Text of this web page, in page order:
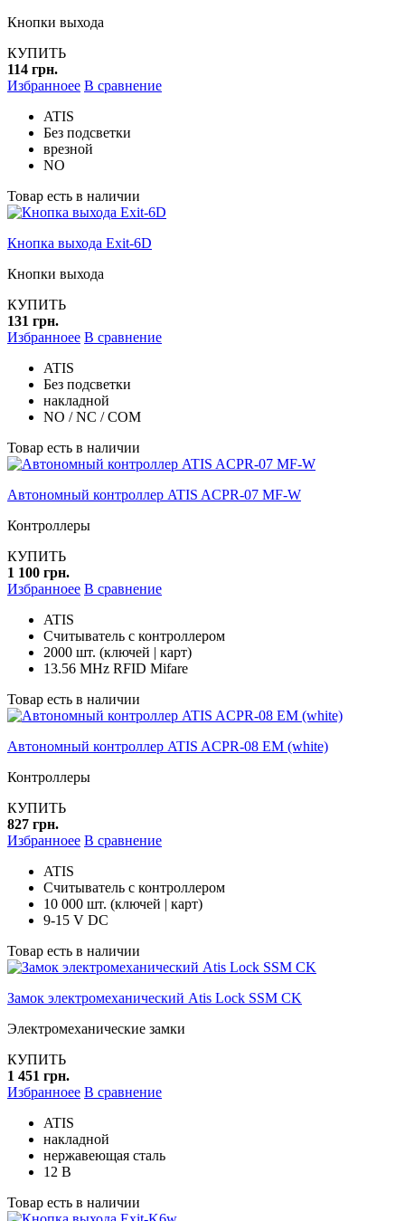
Кнопки выхода
КУПИТЬ
114 грн.
Избранноее В сравнение
ATIS
Без подсветки
врезной
NO
Товар есть в наличии
Кнопка выхода Exit-6D
Кнопки выхода
КУПИТЬ
131 грн.
Избранноее В сравнение
ATIS
Без подсветки
накладной
NO / NC / COM
Товар есть в наличии
Автономный контроллер ATIS ACPR-07 MF-W
Контроллеры
КУПИТЬ
1 100 грн.
Избранноее В сравнение
ATIS
Считыватель с контроллером
2000 шт. (ключей | карт)
13.56 MHz RFID Mifare
Товар есть в наличии
Автономный контроллер ATIS ACPR-08 EM (white)
Контроллеры
КУПИТЬ
827 грн.
Избранноее В сравнение
ATIS
Считыватель с контроллером
10 000 шт. (ключей | карт)
9-15 V DC
Товар есть в наличии
Замок электромеханический Atis Lock SSM CK
Электромеханические замки
КУПИТЬ
1 451 грн.
Избранноее В сравнение
ATIS
накладной
нержавеющая сталь
12 В
Товар есть в наличии